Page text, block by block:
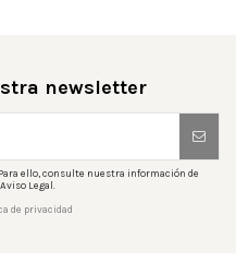
newsletter
ello, consulte nuestra información de
Legal.
de privacidad